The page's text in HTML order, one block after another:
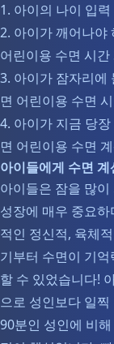
1. 아이의 나이 입력
2. 아이가 깨어나야
어린이용 수면 시
3. 아이가 잠자리에
면 어린이용 수면
4. 아이가 지금 당
면 어린이용 수면
아이들에게 수면
아이들은 잠을 많
성장에 매우 중요
적인 정신적, 육체
기부터 수면이 기
할 수 있었습니다!
으로 성인보다 일
90분인 성인에 비